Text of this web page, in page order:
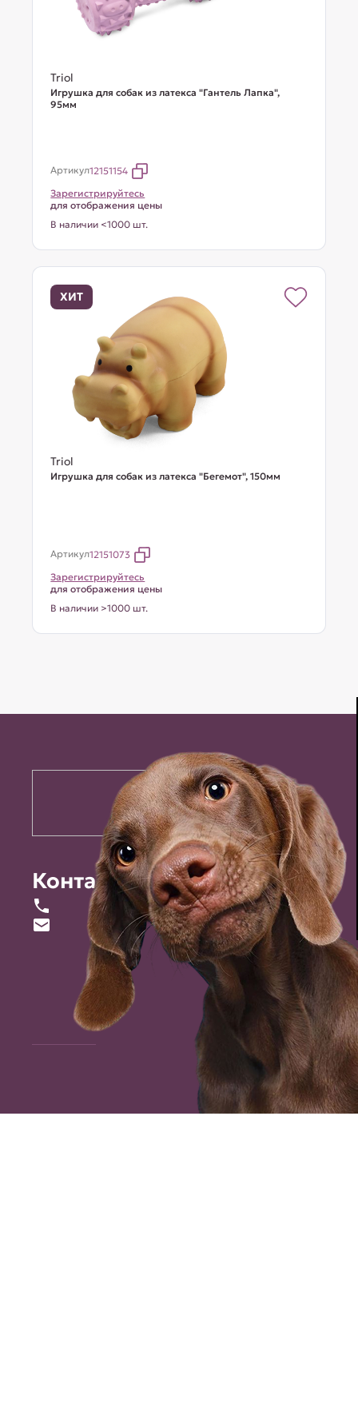
Triol
Игрушка для собак из латекса "Гантель Лапка",
95мм
Артикул12151154
Зарегистрируйтесь
для отображения цены
В наличии <1000 шт.
ХИТ
Triol
Игрушка для собак из латекса "Бегемот", 150мм
Артикул12151073
Зарегистрируйтесь
для отображения цены
В наличии >1000 шт.
Контакты